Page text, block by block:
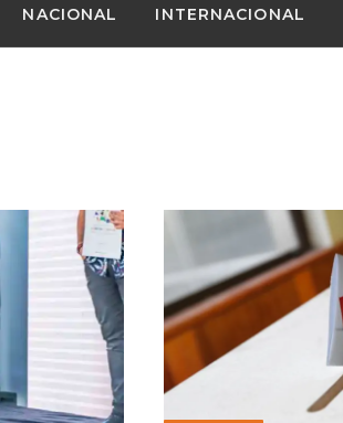
NACIONAL INTERNACIONAL